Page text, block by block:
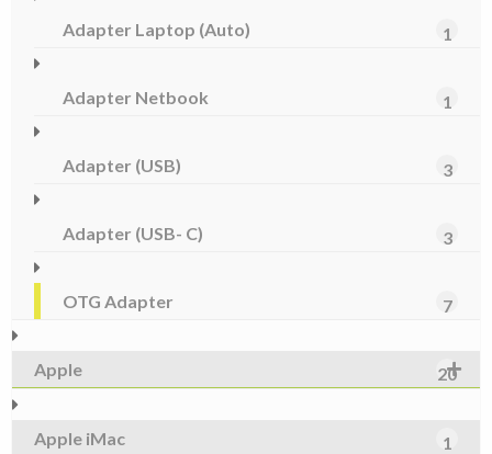
Adapter Laptop (Auto) 1
Adapter Netbook 1
Adapter (USB) 3
Adapter (USB- C) 3
OTG Adapter 7
Apple 20
Apple iMac 1